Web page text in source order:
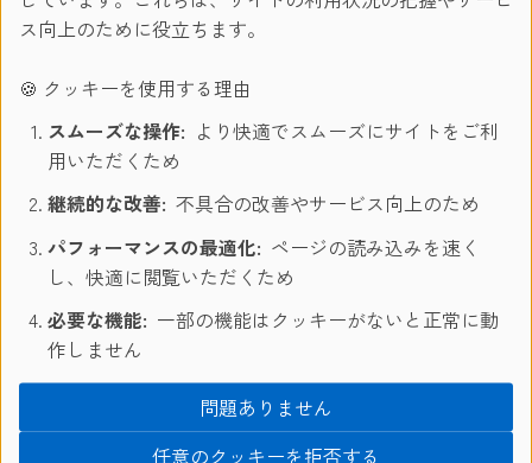
タリア語のみはなされていました。
マルタ人の多くは、英語を話せますが、みんな話せるという
わけではないです。発音もマルタ訛りの英語です。しかしな
がら、マルタ人は小さいころからマルタ語と英語を習ってい
るので、なんなく話すことができます。日本とはかなり違い
ますよね。なんというか、日本でも英語は習っているけど、
マルタでは、英語で他の科目の授業も行っているそうです。
それ以降学校では、イタリア語などを第３言語として習うよ
うです。なので、マルタ人は国際色豊かです。
マルタに来て一番驚いたことは、みんな本当にフレンドリー
で、とても優しいことです！バスでは、お年寄りが乗車した
ら必ず席を譲ります。日本人も似ていますが、恥ずかしくて
ス向上のために役立ちます。
🍪 クッキーを使用する理由
スムーズな操作: より快適でスムーズにサイトをご利
用いただくため
継続的な改善: 不具合の改善やサービス向上のため
パフォーマンスの最適化: ページの読み込みを速く
し、快適に閲覧いただくため
必要な機能: 一部の機能はクッキーがないと正常に動
作しません
任意のクッキーを拒否する
問題ありません